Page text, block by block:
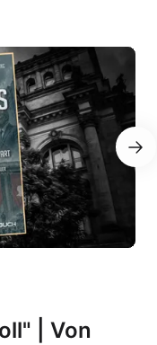
| Von